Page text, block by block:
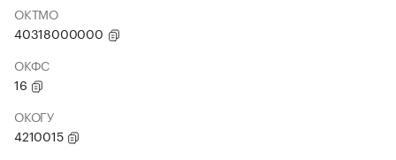
ОКТМО
40318000000
ОКФС
16
ОКОГУ
4210015